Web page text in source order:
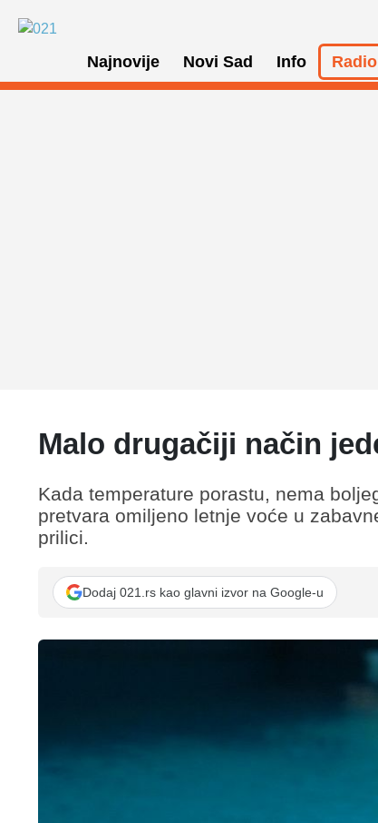
Najnovije Novi Sad Info
Malo drugačiji način
Kada temperature porastu, nema
pretvara omiljeno letnje voće u
prilici.
Dodaj 021.rs kao glavni izvor na Google-u